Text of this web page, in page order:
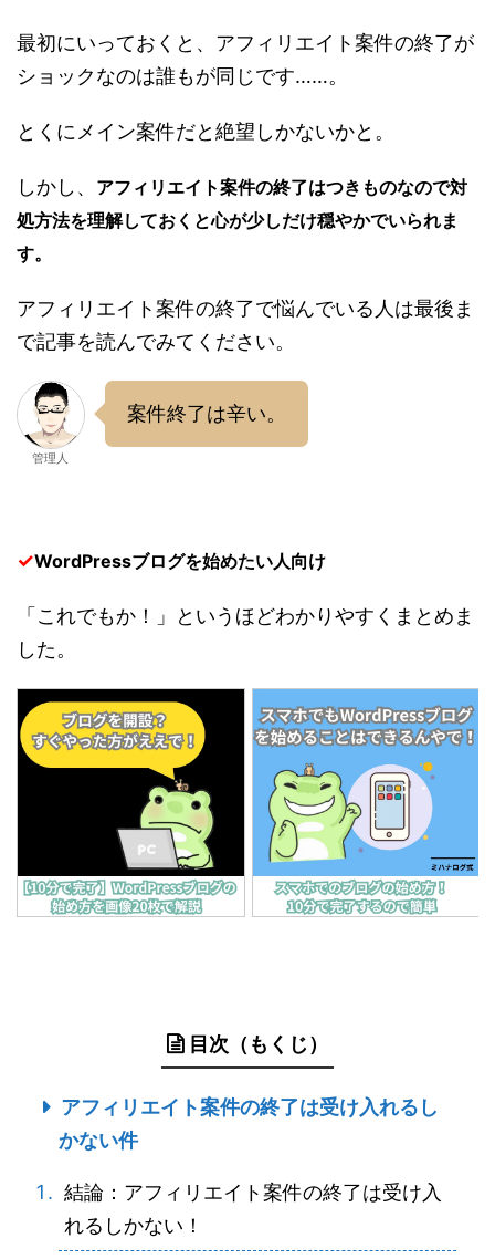
最初にいっておくと、アフィリエイト案件の終了が
ショックなのは誰もが同じです……。
とくにメイン案件だと絶望しかないかと。
しかし、 アフィリエイト案件の終了はつきものなので対
処方法を理解しておくと心が少しだけ穏やかでいられま
す。
アフィリエイト案件の終了で悩んでいる人は最後ま
で記事を読んでみてください。
管理人
案件終了は辛い。
✓WordPressブログを始めたい人向け
「これでもか！」というほどわかりやすくまとめま
した。
目次（もくじ）
アフィリエイト案件の終了は受け入れるし
かない件
結論：アフィリエイト案件の終了は受け入
れるしかない！